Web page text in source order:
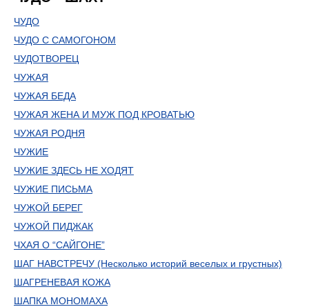
ЧУДО
ЧУДО С САМОГОНОМ
ЧУДОТВОРЕЦ
ЧУЖАЯ
ЧУЖАЯ БЕДА
ЧУЖАЯ ЖЕНА И МУЖ ПОД КРОВАТЬЮ
ЧУЖАЯ РОДНЯ
ЧУЖИЕ
ЧУЖИЕ ЗДЕСЬ НЕ ХОДЯТ
ЧУЖИЕ ПИСЬМА
ЧУЖОЙ БЕРЕГ
ЧУЖОЙ ПИДЖАК
ЧХАЯ О “САЙГОНЕ”
ШАГ НАВСТРЕЧУ (Несколько историй веселых и грустных)
ШАГРЕНЕВАЯ КОЖА
ШАПКА МОНОМАХА